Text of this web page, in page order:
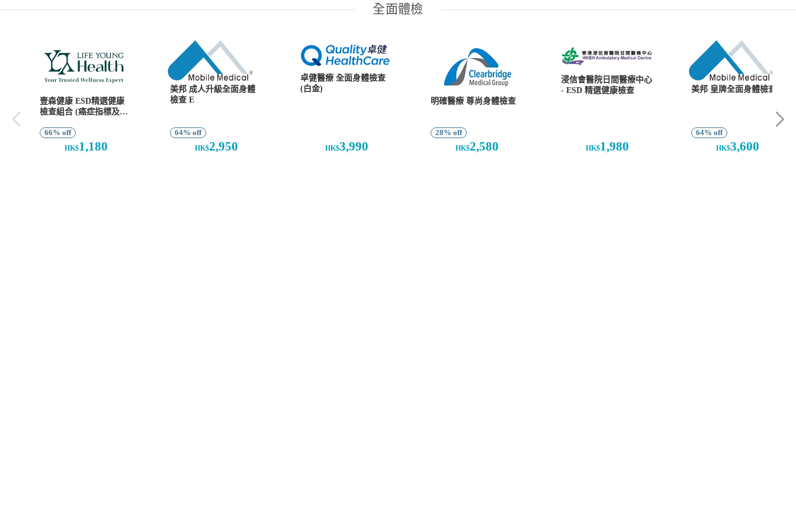
全面體檢
壹森健康 ESD精選健康
檢查組合 (癌症指標及
66% off
HK$1,180
美邦 成人升級全面身體
檢查 E
64% off
HK$2,950
卓健醫療 全面身體檢查
(白金)
HK$3,990
明確醫療 尊尚身體檢查
28% off
HK$2,580
浸信會醫院日間醫療中心
- ESD 精選健康檢查
HK$1,980
美邦 皇牌全面身體檢查
64% off
HK$3,600